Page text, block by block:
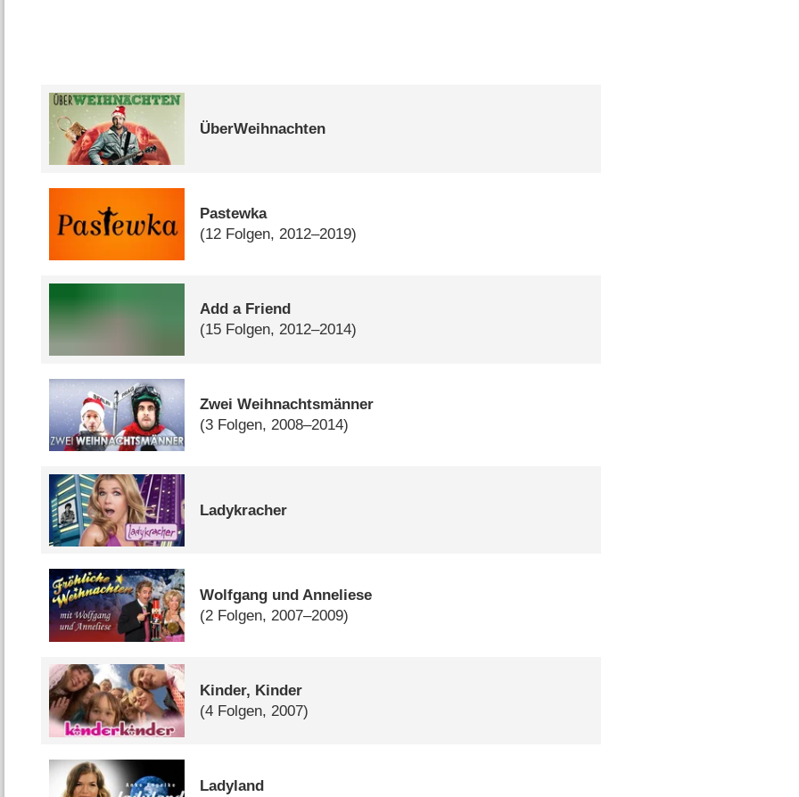
ÜberWeihnachten
Pastewka
(12 Folgen, 2012–2019)
Add a Friend
(15 Folgen, 2012–2014)
Zwei Weihnachtsmänner
(3 Folgen, 2008–2014)
Ladykracher
Wolfgang und Anneliese
(2 Folgen, 2007–2009)
Kinder, Kinder
(4 Folgen, 2007)
Ladyland